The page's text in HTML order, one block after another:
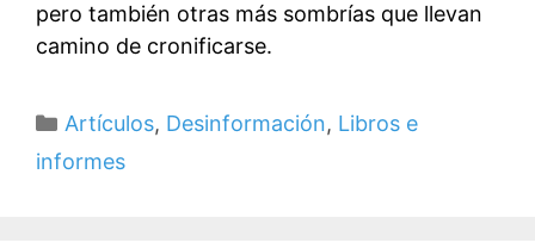
pero también otras más sombrías que llevan
camino de cronificarse.
Categorías
Artículos, Desinformación, Libros e
informes